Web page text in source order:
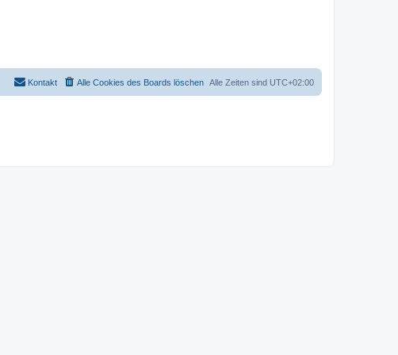
Alle Zeiten sind UTC+02:00
Alle Cookies des Boards löschen
Kontakt